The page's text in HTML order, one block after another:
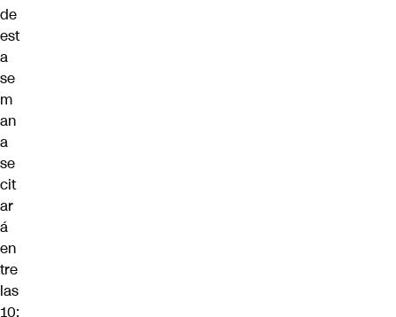
de
est
a
se
m
an
a
se
cit
ar
á
en
tre
las
10: